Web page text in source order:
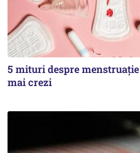
5 mituri despre menstruație
mai crezi